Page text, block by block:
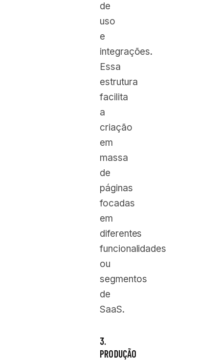
de
uso
e
integrações.
Essa
estrutura
facilita
a
criação
em
massa
de
páginas
focadas
em
diferentes
funcionalidades
ou
segmentos
de
SaaS.
3.
PRODUÇÃO